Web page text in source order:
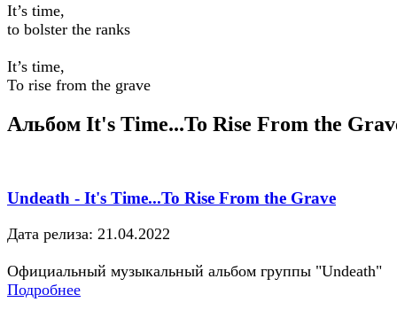
It’s time,
to bolster the ranks
It’s time,
To rise from the grave
Альбом It's Time​.​.​.​To Rise From the
Undeath - It's Time​.​.​.​To Rise From the Grave
Дата релиза: 21.04.2022
Официальный музыкальный альбом группы "Undeath"
Подробнее